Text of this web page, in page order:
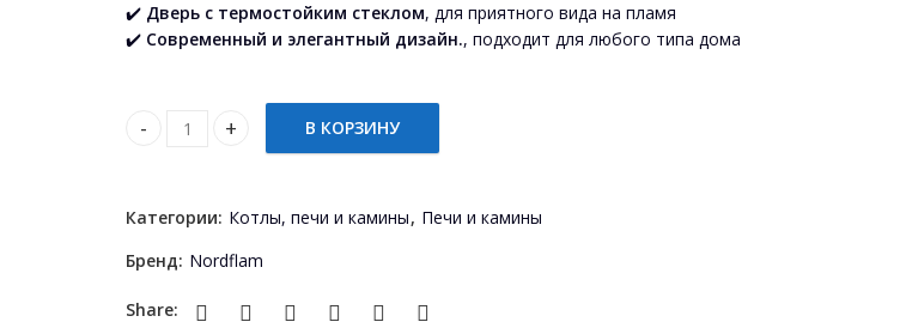
✔️ Дверь с термостойким стеклом, для приятного вида на пламя
✔️ Современный и элегантный дизайн., подходит для любого типа дома
Semineu Nordflam ROTEN 11KW quantity
В КОРЗИНУ
Категории: Котлы, печи и камины, Печи и камины
Бренд: Nordflam
Share: